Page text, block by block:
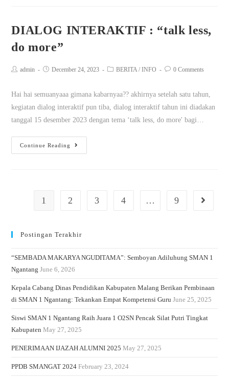
DIALOG INTERAKTIF : “talk less,
do more”
admin December 24, 2023 BERITA / INFO 0 Comments
Hai hai semuanyaaa gimana kabarnyaa?? akhirnya setelah satu tahun,
kegiatan dialog interaktif pun tiba, dialog interaktif tahun ini diadakan
tanggal 15 desember 2023 dengan tema ‘talk less, do more' bagi…
Continue Reading
1 2 3 4 … 9
Postingan Terakhir
“SEMBADA MAKARYA NGUDITAMA”: Semboyan Adiluhung SMAN 1
Ngantang June 6, 2026
Kepala Cabang Dinas Pendidikan Kabupaten Malang Berikan Pembinaan
di SMAN 1 Ngantang: Tekankan Empat Kompetensi Guru June 25, 2025
Siswi SMAN 1 Ngantang Raih Juara 1 O2SN Pencak Silat Putri Tingkat
Kabupaten May 27, 2025
PENERIMAAN IJAZAH ALUMNI 2025 May 27, 2025
PPDB SMANGAT 2024 February 23, 2024